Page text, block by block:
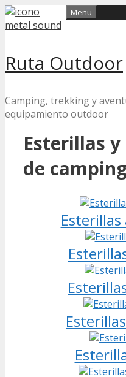
Skip
to
Ruta Outdoor
Camping, trekking y
equipamiento outdoor
Menu
Esterillas
de